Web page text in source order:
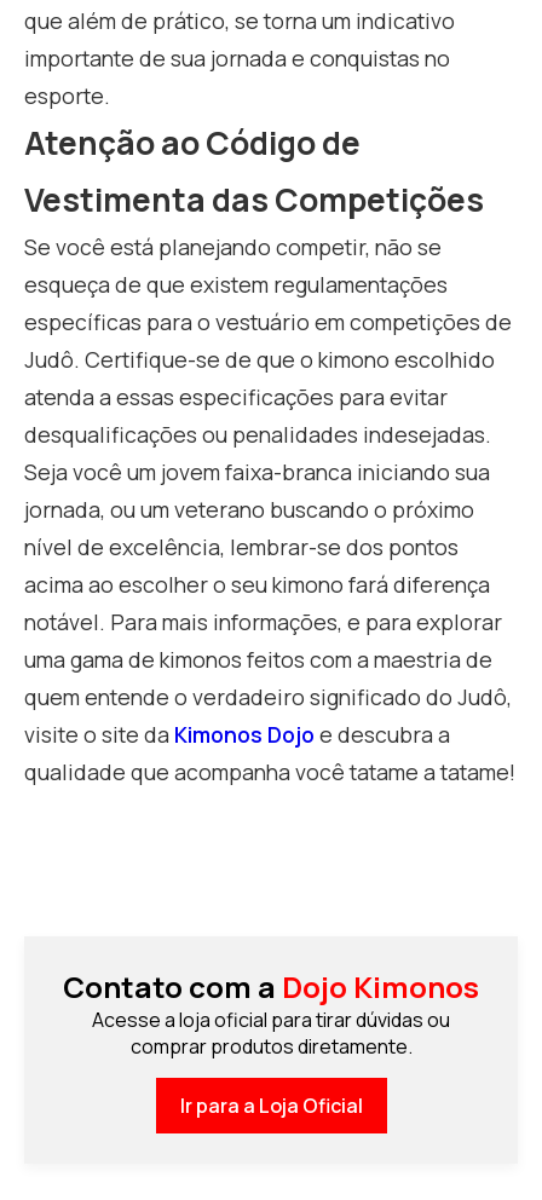
que além de prático, se torna um indicativo
importante de sua jornada e conquistas no
esporte.
Atenção ao Código de
Vestimenta das Competições
Se você está planejando competir, não se
esqueça de que existem regulamentações
específicas para o vestuário em competições de
Judô. Certifique-se de que o kimono escolhido
atenda a essas especificações para evitar
desqualificações ou penalidades indesejadas.
Seja você um jovem faixa-branca iniciando sua
jornada, ou um veterano buscando o próximo
nível de excelência, lembrar-se dos pontos
acima ao escolher o seu kimono fará diferença
notável. Para mais informações, e para explorar
uma gama de kimonos feitos com a maestria de
quem entende o verdadeiro significado do Judô,
visite o site da Kimonos Dojo e descubra a
qualidade que acompanha você tatame a tatame!
Contato com a Dojo Kimonos
Acesse a loja oficial para tirar dúvidas ou
comprar produtos diretamente.
Ir para a Loja Oficial